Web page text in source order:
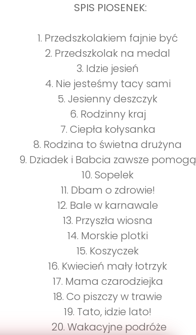
SPIS PIOSENEK:
1. Przedszkolakiem fajnie być
2. Przedszkolak na medal
3. Idzie jesień
4. Nie jesteśmy tacy sami
5. Jesienny deszczyk
6. Rodzinny kraj
7. Ciepła kołysanka
8. Rodzina to świetna drużyna
9. Dziadek i Babcia zawsze pomogą
10. Sopelek
11. Dbam o zdrowie!
12. Bale w karnawale
13. Przyszła wiosna
14. Morskie plotki
15. Koszyczek
16. Kwiecień mały łotrzyk
17. Mama czarodziejka
18. Co piszczy w trawie
19. Tato, idzie lato!
20. Wakacyjne podróże